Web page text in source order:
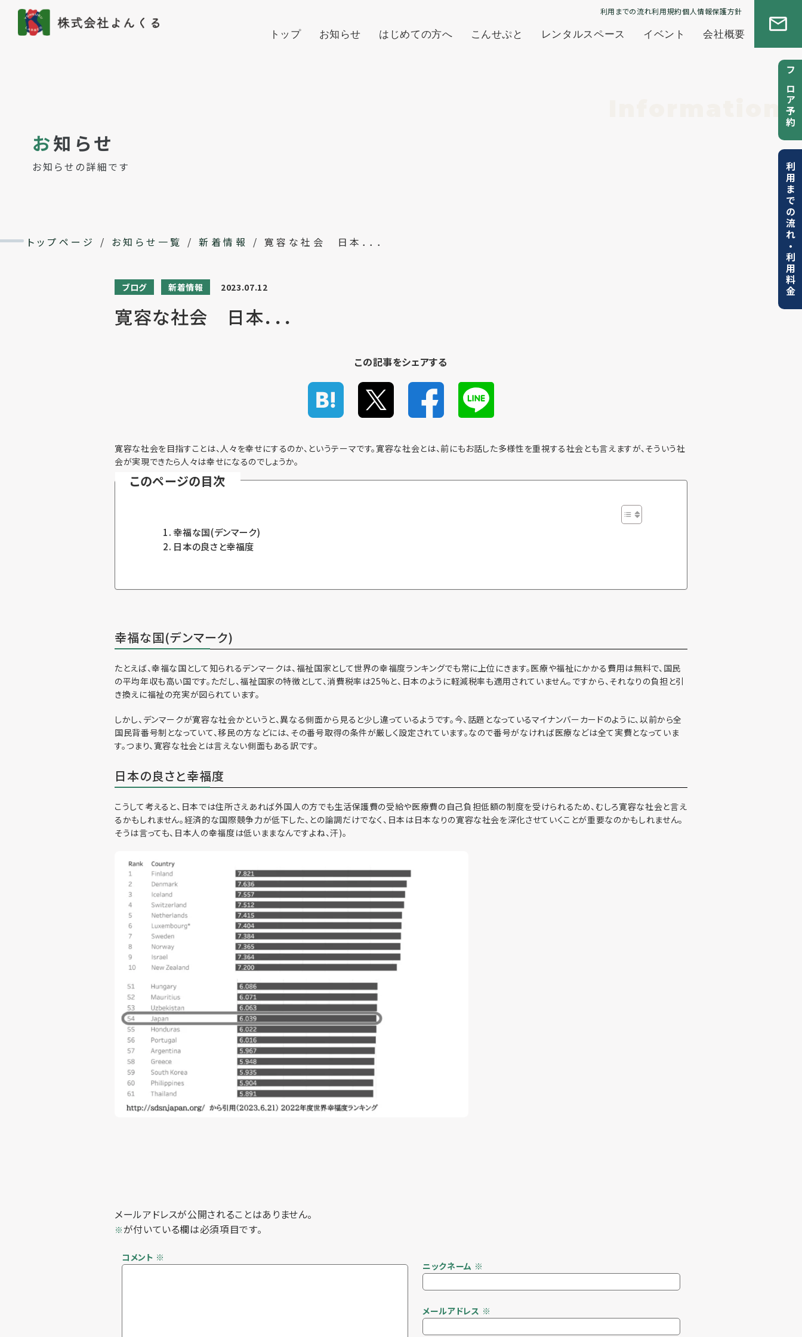
利用までの流れ利用規約個人情報保護方針
トップ お知らせ はじめての方へ こんせぷと レンタルスペース イベント 会社概要
フロア予約
利用までの流れ
・
利用料金
お知らせ
お知らせの詳細です
トップページ / お知らせ一覧 / 新着情報 / 寛容な社会 日本．．．
ブログ 新着情報 2023.07.12
寛容な社会 日本．．．
この記事をシェアする
寛容な社会を目指すことは、人々を幸せにするのか、というテーマです。寛容な社会とは、前にもお話した多様性を重視する社会とも言えますが、そういう社
会が実現できたら人々は幸せになるのでしょうか。
このページの目次
幸福な国(デンマーク)
日本の良さと幸福度
幸福な国(デンマーク)
たとえば、幸福な国として知られるデンマークは、福祉国家として世界の幸福度ランキングでも常に上位にきます。医療や福祉にかかる費用は無料で、国民
の平均年収も高い国です。ただし、福祉国家の特徴として、消費税率は25%と、日本のように軽減税率も適用されていません。ですから、それなりの負担と引
き換えに福祉の充実が図られています。
しかし、デンマークが寛容な社会かというと、異なる側面から見ると少し違っているようです。今、話題となっているマイナンバーカードのように、以前から全
国民背番号制となっていて、移民の方などには、その番号取得の条件が厳しく設定されています。なので番号がなければ医療などは全て実費となっていま
す。つまり、寛容な社会とは言えない側面もある訳です。
日本の良さと幸福度
こうして考えると、日本では住所さえあれば外国人の方でも生活保護費の受給や医療費の自己負担低額の制度を受けられるため、むしろ寛容な社会と言え
るかもしれません。経済的な国際競争力が低下した、との論調だけでなく、日本は日本なりの寛容な社会を深化させていくことが重要なのかもしれません。
そうは言っても、日本人の幸福度は低いままなんですよね、汗)。
メールアドレスが公開されることはありません。
※が付いている欄は必須項目です。
コメント ※
ニックネーム ※
メールアドレス ※